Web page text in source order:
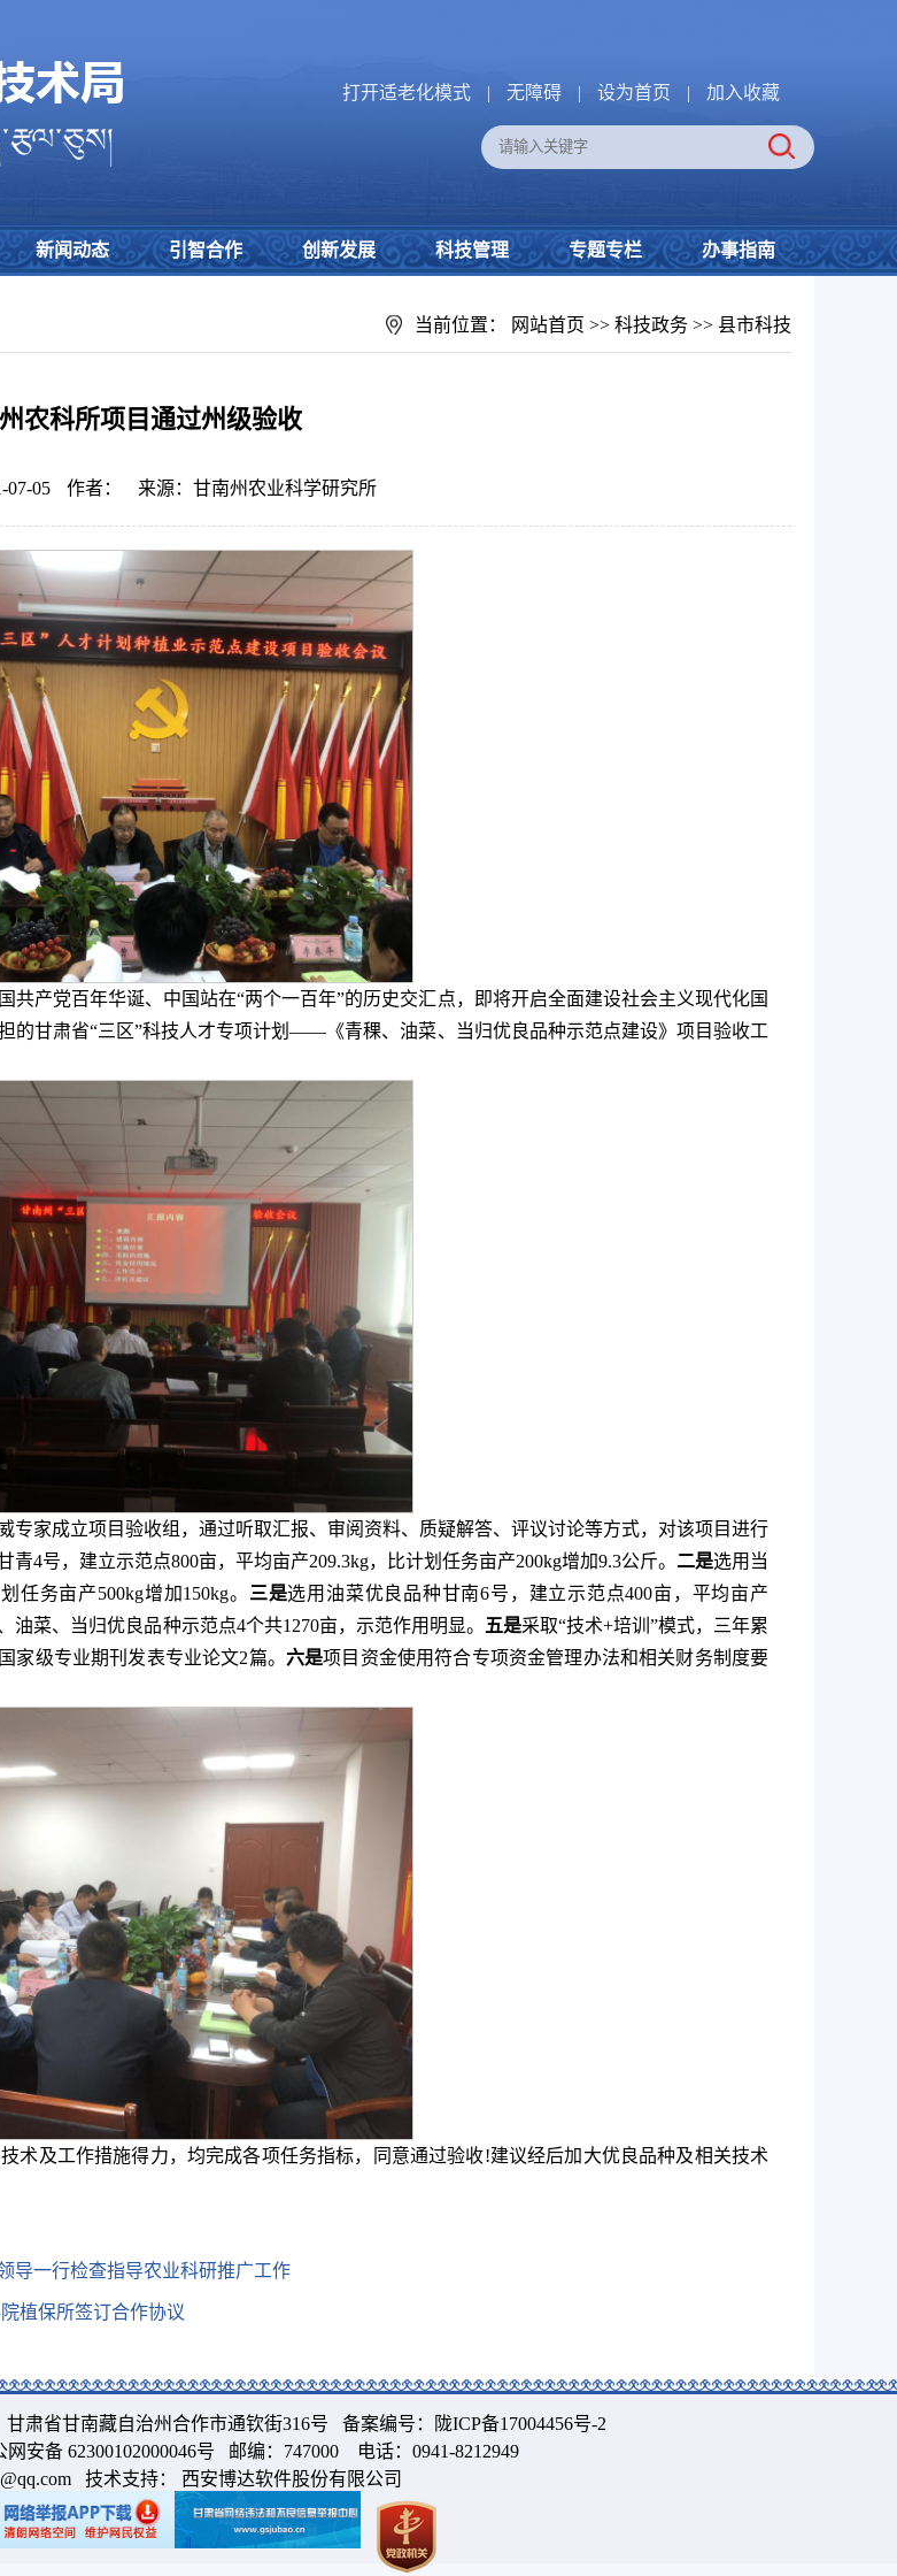
打开适老化模式 | 无障碍 | 设为首页 | 加入收藏
新闻动态 引智合作 创新发展 科技管理 专题专栏 办事指南
当前位置： 网站首页 >> 科技政务 >> 县市科技
农科所项目通过州级验收
07-05 作者： 来源：甘南州农业科学研究所
产党百年华诞、中国站在“两个一百年”的历史交汇点，即将开启全面建设社会主义现代化国
的甘肃省“三区”科技人才专项计划——《青稞、油菜、当归优良品种示范点建设》项目验收工
专家成立项目验收组，通过听取汇报、审阅资料、质疑解答、评议讨论等方式，对该项目进行
青4号，建立示范点800亩，平均亩产209.3kg，比计划任务亩产200kg增加9.3公斤。 二是选用当
任务亩产500kg增加150kg。 三是选用油菜优良品种甘南6号，建立示范点400亩，平均亩产
油菜、当归优良品种示范点4个共1270亩，示范作用明显。 五是采取“技术+培训”模式，三年累
家级专业期刊发表专业论文2篇。 六是项目资金使用符合专项资金管理办法和相关财务制度要
术及工作措施得力，均完成各项任务指标，同意通过验收!建议经后加大优良品种及相关技术
一行检查指导农业科研推广工作
植保所签订合作协议
肃省甘南藏自治州合作市通钦街316号 备案编号：
陇ICP备17004456号-2
网安备 62300102000046号 邮编：747000 电话：0941-8212949
技术支持： 西安博达软件股份有限公司